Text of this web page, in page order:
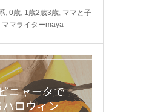
, 0歳, 1歳2歳3歳, ママと子
ママライターmaya